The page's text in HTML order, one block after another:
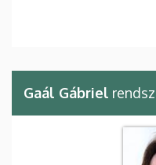
Gaál Gábriel